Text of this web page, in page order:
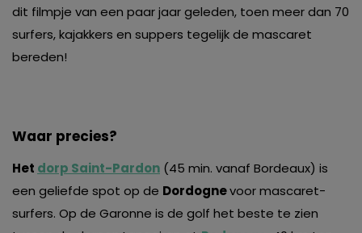
dit filmpje van een paar jaar geleden, toen meer dan 70
surfers, kajakkers en suppers tegelijk de mascaret
bereden!
Waar precies?
Het dorp Saint-Pardon (45 min. vanaf Bordeaux) is
een geliefde spot op de Dordognevoor mascaret-
surfers. Op de Garonne is de golf het beste te zien